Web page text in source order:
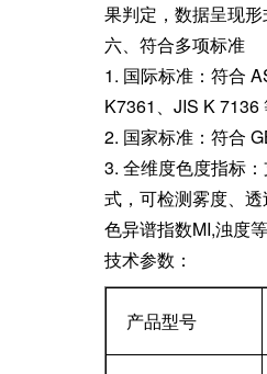
果判定，数据呈现
六、符合多项标准
1. 国际标准：符合
K7361、JIS K 7136
2. 国家标准：符合
3. 全维度色度指标
式，可检测雾度、
色异谱指数MI,浊度
技术参数：
产品型号